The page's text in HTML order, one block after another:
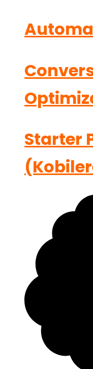
Starter